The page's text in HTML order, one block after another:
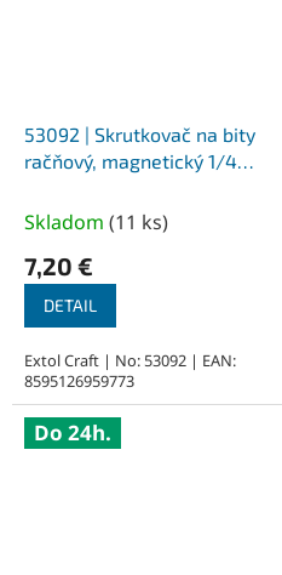
53092 | Skrutkovač na bity
račňový, magnetický 1/4"
Skladom (11 ks)
7,20 €
DETAIL
Extol Craft | No: 53092 | EAN:
8595126959773
Do 24h.